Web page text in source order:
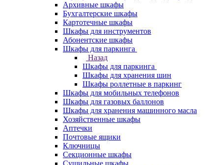
Архивные шкафы
Бухгалтерские шкафы
Картотечные шкафы
Шкафы для инструментов
Абонентские шкафы
Шкафы для паркинга
Назад
Шкафы для паркинга
Шкафы для хранения шин
Шкафы роллетные в паркинг
Шкафы для мобильных телефонов
Шкафы для газовых баллонов
Шкафы для хранения машинного масла
Хозяйственные шкафы
Аптечки
Почтовые ящики
Ключницы
Секционные шкафы
Сушильные шкафы